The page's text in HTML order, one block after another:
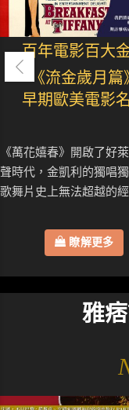
百年電影百大
《流金歲月篇
早期歐美電影
《萬花嬉春》開啟了好
聲時代，金凱利的獨唱
歌舞片史上無法超越的
瞭解更多
雅